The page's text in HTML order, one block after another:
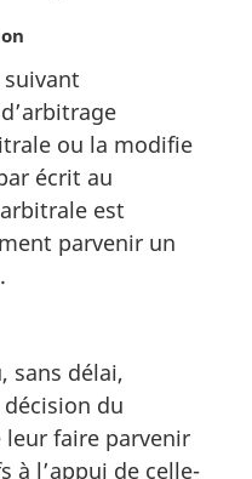
ou la modifie
écrit au
est
parvenir un
sans délai,
décision du
leur faire parvenir
à l’appui de celle-